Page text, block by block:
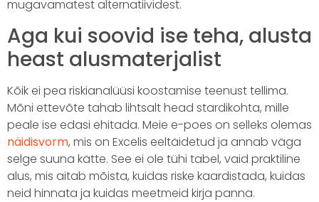
mugavamatest alternatiividest.
Aga kui soovid ise teha, alusta
heast alusmaterjalist
Kõik ei pea riskianalüüsi koostamise teenust tellima.
Mõni ettevõte tahab lihtsalt head stardikohta, mille
peale ise edasi ehitada. Meie e-poes on selleks olemas
näidisvorm, mis on Excelis eeltäidetud ja annab väga
selge suuna kätte. See ei ole tühi tabel, vaid praktiline
alus, mis aitab mõista, kuidas riske kaardistada, kuidas
neid hinnata ja kuidas meetmeid kirja panna.